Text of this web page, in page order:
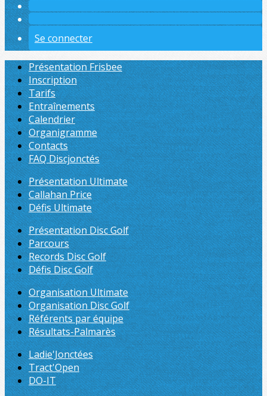
Se connecter
Présentation Frisbee
Inscription
Tarifs
Entraînements
Calendrier
Organigramme
Contacts
FAQ Discjonctés
Présentation Ultimate
Callahan Price
Défis Ultimate
Présentation Disc Golf
Parcours
Records Disc Golf
Défis Disc Golf
Organisation Ultimate
Organisation Disc Golf
Référents par équipe
Résultats-Palmarès
Ladie'Jonctées
Tract'Open
DO-IT